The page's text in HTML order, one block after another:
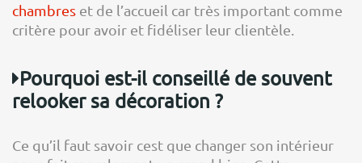
chambres et de l’accueil car très important comme
critère pour avoir et fidéliser leur clientèle.
Pourquoi est-il conseillé de souvent
relooker sa décoration ?
Ce qu’il faut savoir cest que changer son intérieur